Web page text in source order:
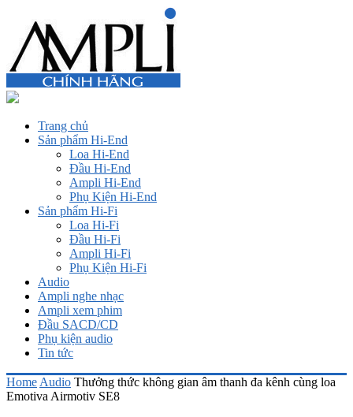
Trang chủ
Sản phẩm Hi-End
Loa Hi-End
Đầu Hi-End
Ampli Hi-End
Phụ Kiện Hi-End
Sản phẩm Hi-Fi
Loa Hi-Fi
Đầu Hi-Fi
Ampli Hi-Fi
Phụ Kiện Hi-Fi
Audio
Ampli nghe nhạc
Ampli xem phim
Đầu SACD/CD
Phụ kiện audio
Tin tức
Home Audio Thưởng thức không gian âm thanh đa kênh cùng loa
Emotiva Airmotiv SE8